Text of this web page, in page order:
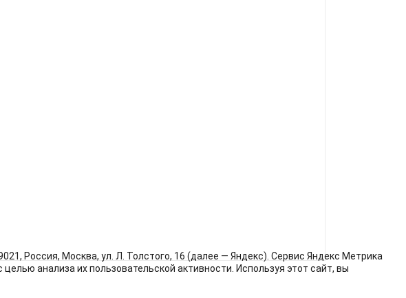
Россия, Москва, ул. Л. Толстого, 16 (далее — Яндекс). Сервис Яндекс Метрика
анализа их пользовательской активности. Используя этот сайт, вы